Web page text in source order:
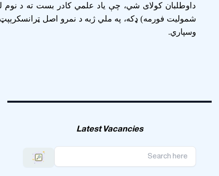
داوطلبان کولای شي، چې یاد علمي کادر بست ته د نوم
شمولیت فورمه) ډکه، په ملي ژبه د نمرو اصل
وسپاري.
Latest Vacancies